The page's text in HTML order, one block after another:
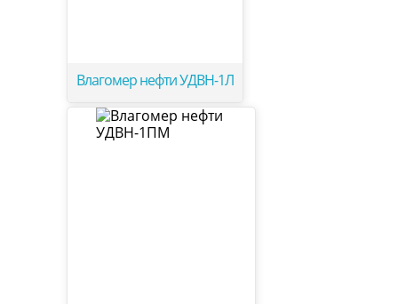
Влагомер нефти УДВН-1Л